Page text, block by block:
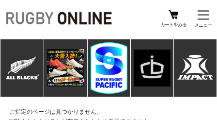
カートをみる
ご指定のページは見つかりません。